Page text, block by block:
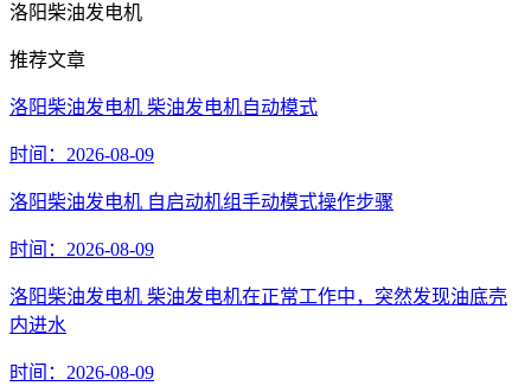
洛阳柴油发电机
推荐文章
洛阳柴油发电机 柴油发电机自动模式
时间：2026-08-09
洛阳柴油发电机 自启动机组手动模式操作步骤
时间：2026-08-09
洛阳柴油发电机 柴油发电机在正常工作中，突然发现油底壳
内进水
时间：2026-08-09